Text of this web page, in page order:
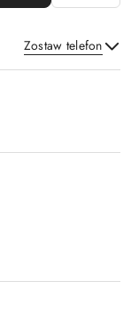
Zostaw telefon